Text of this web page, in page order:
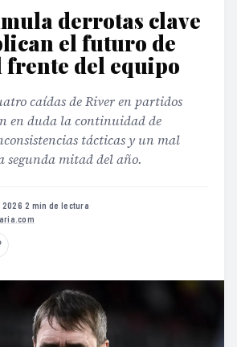
derrotas clave
el futuro de
frente del equipo
caídas de River en partidos
en duda la continuidad de
tácticas y un mal
segunda mitad del año.
2026·2 min de lectura·